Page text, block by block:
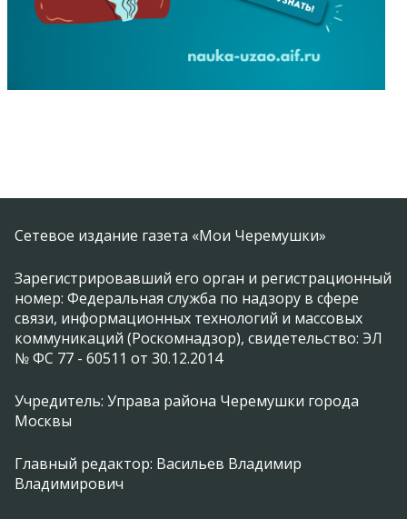
Сетевое издание газета «Мои Черемушки»
Зарегистрировавший его орган и регистрационный
номер: Федеральная служба по надзору в сфере
связи, информационных технологий и массовых
коммуникаций (Роскомнадзор), свидетельство: ЭЛ
№ ФС 77 - 60511 от 30.12.2014
Учредитель: Управа района Черемушки города
Москвы
Главный редактор: Васильев Владимир
Владимирович